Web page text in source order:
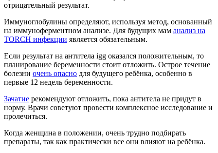
отрицательный результат.
Иммуноглобулины определяют, используя метод, основанный
на иммуноферментном анализе. Для будущих мам анализ на
TORCH инфекции является обязательным.
Если результат на антитела igg оказался положительным, то
планирование беременности стоит отложить. Острое течение
болезни очень опасно для будущего ребёнка, особенно в
первые 12 недель беременности.
Зачатие рекомендуют отложить, пока антитела не придут в
норму. Врачи советуют провести комплексное исследование и
пролечиться.
Когда женщина в положении, очень трудно подбирать
препараты, так как практически все они влияют на ребёнка.